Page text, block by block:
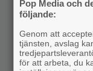
Pop Media och
följande:
Genom att
tjänsten, avslag
för att arbeta, du